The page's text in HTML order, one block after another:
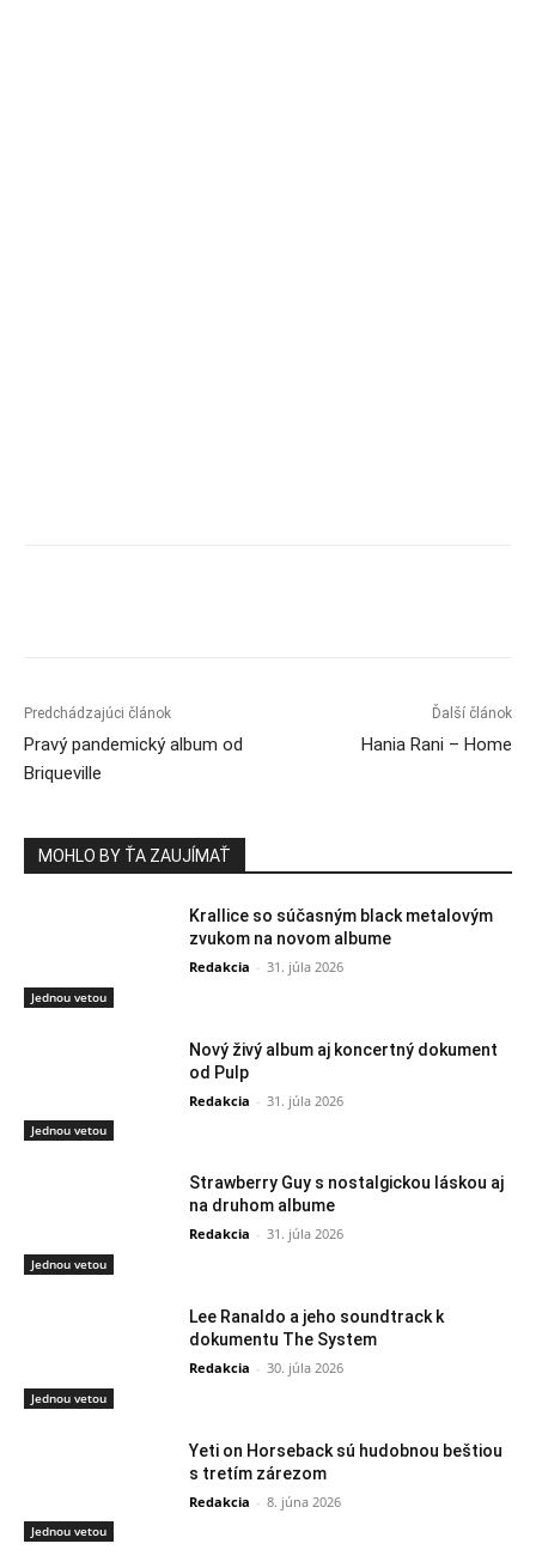
Predchádzajúci článok
Pravý pandemický album od
Briqueville
Ďalší článok
Hania Rani – Home
MOHLO BY ŤA ZAUJÍMAŤ
Jednou vetou
Krallice so súčasným black metalovým
zvukom na novom albume
Redakcia - 31. júla 2026
Jednou vetou
Nový živý album aj koncertný dokument
od Pulp
Redakcia - 31. júla 2026
Jednou vetou
Strawberry Guy s nostalgickou láskou aj
na druhom albume
Redakcia - 31. júla 2026
Jednou vetou
Lee Ranaldo a jeho soundtrack k
dokumentu The System
Redakcia - 30. júla 2026
Jednou vetou
Yeti on Horseback sú hudobnou beštiou
s tretím zárezom
Redakcia - 8. júna 2026